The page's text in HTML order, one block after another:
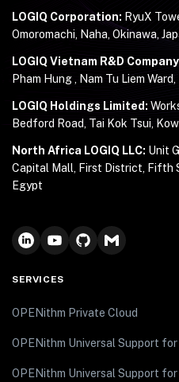
LOGIQ Corporation: RyuX
Omoromachi, Naha, Okinawa,
LOGIQ Vietnam R&D
Pham Hung , Nam Tu Liem
LOGIQ Holdings Limited:
Bedford Road, Tai Kok Tsui,
North Africa LOGIQ LLC: Unit
Capital Mall, First District, Fifth
Egypt
SERVICES
OPENithm Private Cloud
OPENithm Universal Support for
OPENithm Universal Support for